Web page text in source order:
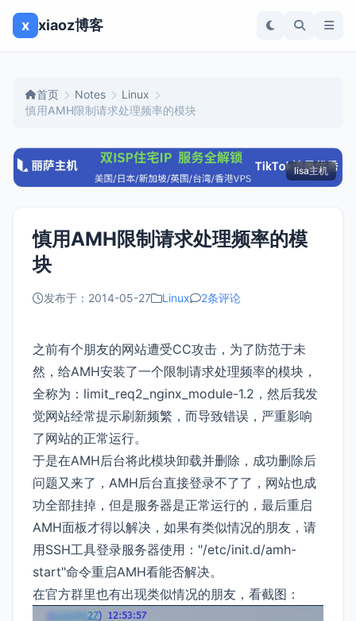
x xiaoz博客
首页 Notes
Linux
慎用AMH限制请求处理频率的模块
lisa主机
慎用AMH限制请求处理频率的模
块
发布于：2014-05-27 Linux 2条评论
之前有个朋友的网站遭受CC攻击，为了防范于未
然，给AMH安装了一个限制请求处理频率的模块，
全称为：limit_req2_nginx_module-1.2，然后我发
觉网站经常提示刷新频繁，而导致错误，严重影响
了网站的正常运行。
于是在AMH后台将此模块卸载并删除，成功删除后
问题又来了，AMH后台直接登录不了了，网站也成
功全部挂掉，但是服务器是正常运行的，最后重启
AMH面板才得以解决，如果有类似情况的朋友，请
用SSH工具登录服务器使用："/etc/init.d/amh-
start"命令重启AMH看能否解决。
在官方群里也有出现类似情况的朋友，看截图：